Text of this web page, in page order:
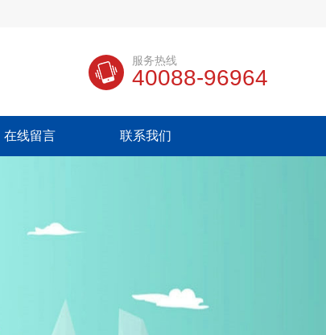
服务热线
40088-96964
在线留言 联系我们